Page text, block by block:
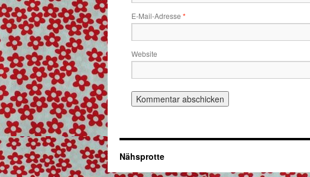
E-Mail-Adresse *
Website
Nähsprotte